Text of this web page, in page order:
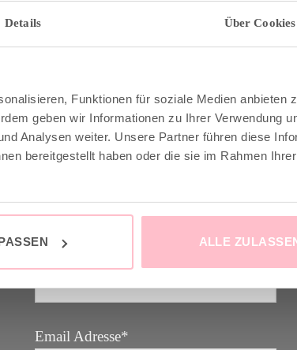
Details Über Cookies
Funktionen für soziale Medien anbieten
geben wir Informationen zu Ihrer Verwendung
Analysen weiter. Unsere Partner führen diese
bereitgestellt haben oder die sie im Rahmen
ALLE
GOOD-NEWS-LETTER
Letter und spare 10% bei deinem
Vorname
Email Adresse*